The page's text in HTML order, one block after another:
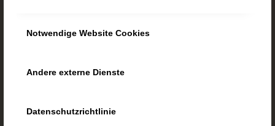
Notwendige Website Cookies
Andere externe Dienste
Datenschutzrichtlinie
Logopädische Behandlung